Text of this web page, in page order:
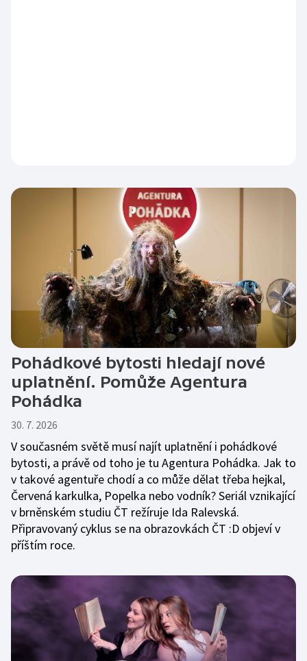
Pohádkové bytosti hledají nové
uplatnění. Pomůže Agentura
Pohádka
30. 7. 2026
V současném světě musí najít uplatnění i pohádkové
bytosti, a právě od toho je tu Agentura Pohádka. Jak to
v takové agentuře chodí a co může dělat třeba hejkal,
Červená karkulka, Popelka nebo vodník? Seriál vznikající
v brněnském studiu ČT režíruje Ida Ralevská.
Připravovaný cyklus se na obrazovkách ČT :D objeví v
příštím roce.